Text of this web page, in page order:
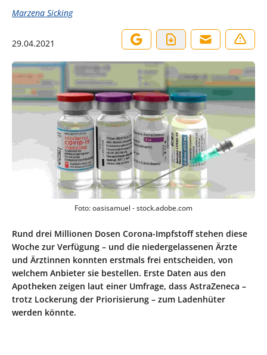
Marzena Sicking
29.04.2021
Foto: oasisamuel - stock.adobe.com
Rund drei Millionen Dosen Corona-Impfstoff stehen diese
Woche zur Verfügung – und die niedergelassenen Ärzte
und Ärztinnen konnten erstmals frei entscheiden, von
welchem Anbieter sie bestellen. Erste Daten aus den
Apotheken zeigen laut einer Umfrage, dass AstraZeneca –
trotz Lockerung der Priorisierung – zum Ladenhüter
werden könnte.